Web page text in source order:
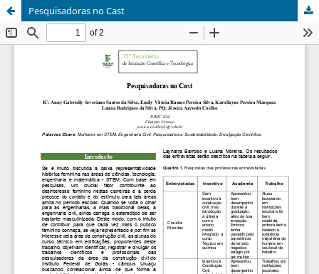
Pesquisadoras no Cast